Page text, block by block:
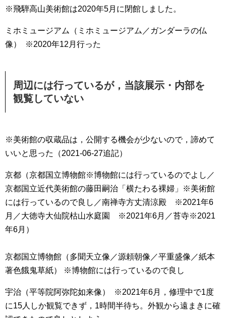
※飛騨高山美術館は2020年5月に閉館しました。
ミホミュージアム（ミホミュージアム／ガンダーラの仏
像） ※2020年12月行った
周辺には行っているが，当該展示・内部を
観覧していない
※美術館の収蔵品は，公開する機会が少ないので，諦めて
いいと思った（2021-06-27追記）
京都（京都国立博物館※博物館には行っているのでよし／
京都国立近代美術館の藤田嗣治「横たわる裸婦」※美術館
には行っているので良し／南禅寺方丈清涼殿 ※2021年6
月／大徳寺大仙院枯山水庭園 ※2021年6月／苔寺※2021
年6月）
京都国立博物館（多聞天立像／源頼朝像／平重盛像／紙本
著色餓鬼草紙） ※博物館には行っているので良し
宇治（平等院阿弥陀如来像） ※2021年6月，修理中で1度
に15人しか観覧できず，1時間半待ち。外観から遠まきに確